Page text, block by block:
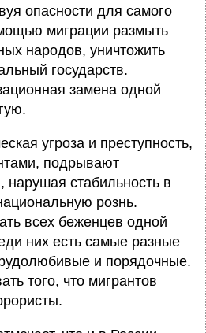
опасности для самого
миграции размыть
народов, уничтожить
государств.
замена одной
угроза и преступность,
подрывают
нарушая стабильность в
рознь.
всех беженцев одной
них есть самые разные
и порядочные.
того, что мигрантов